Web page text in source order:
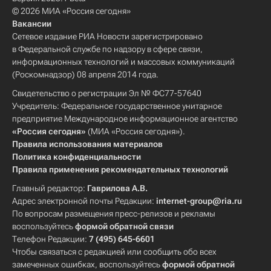
© 2026 МИА «Россия сегодня»
Вакансии
Сетевое издание РИА Новости зарегистрировано
в Федеральной службе по надзору в сфере связи,
информационных технологий и массовых коммуникаций
(Роскомнадзор) 08 апреля 2014 года.
Свидетельство о регистрации Эл № ФС77-57640
Учредитель: Федеральное государственное унитарное
предприятие Международное информационное агентство
«Россия сегодня» (МИА «Россия сегодня»).
Правила использования материалов
Политика конфиденциальности
Правила применения рекомендательных технологий
Главный редактор: Гаврилова А.В.
Адрес электронной почты Редакции: internet-group@ria.ru
По вопросам размещения пресс-релизов и рекламы
воспользуйтесьформой обратной связи
Телефон Редакции: 7 (495) 645-6601
Чтобы связаться с редакцией или сообщить обо всех
замеченных ошибках, воспользуйтесьформой обратной